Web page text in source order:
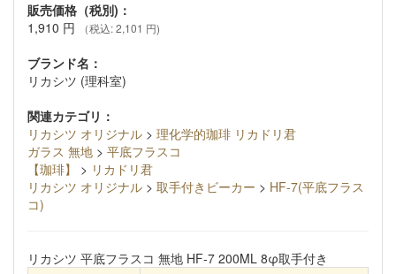
販売価格（税別)：
1,910 円 （税込: 2,101 円)
ブランド名：
リカシツ (理科室)
関連カテゴリ：
リカシツ オリジナル > 理化学的珈琲 リカドリ君
ガラス 無地 > 平底フラスコ
【珈琲】
> リカドリ君
リカシツ オリジナル > 取手付きビーカー > HF-7(平底フラス
コ)
リカシツ 平底フラスコ 無地 HF-7 200ML 8φ取手付き